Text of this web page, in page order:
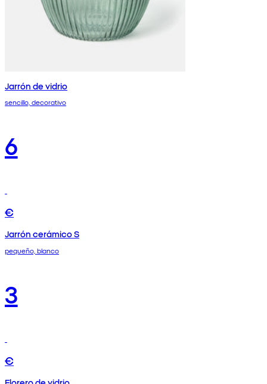
Jarrón de vidrio
sencillo, decorativo
6
€
Jarrón cerámico S
pequeño, blanco
3
€